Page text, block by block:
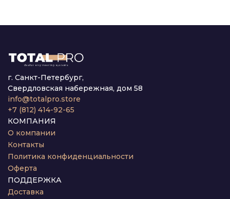
г. Санкт-Петербург,
Свердловская набережная, дом 58
info@totalpro.store
+7 (812) 414-92-65
КОМПАНИЯ
О компании
Контакты
Политика конфиденциальности
Оферта
ПОДДЕРЖКА
Доставка